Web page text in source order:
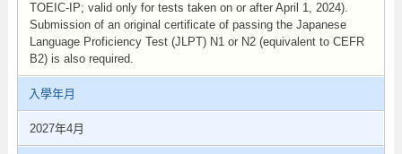
TOEIC-IP; valid only for tests taken on or after April 1, 2024).
Submission of an original certificate of passing the Japanese
Language Proficiency Test (JLPT) N1 or N2 (equivalent to CEFR
B2) is also required.
入學年月
2027年4月